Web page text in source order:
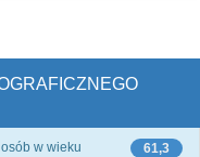
61,3
w wieku